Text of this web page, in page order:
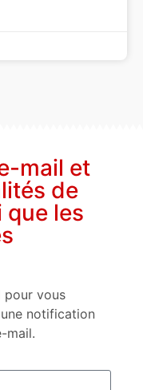
mail et
de
que les
pour vous
notification
mail.